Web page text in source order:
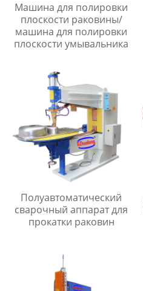
Машина для полировки
плоскости раковины/
машина для полировки
плоскости умывальника
Полуавтоматический
сварочный аппарат для
прокатки раковин